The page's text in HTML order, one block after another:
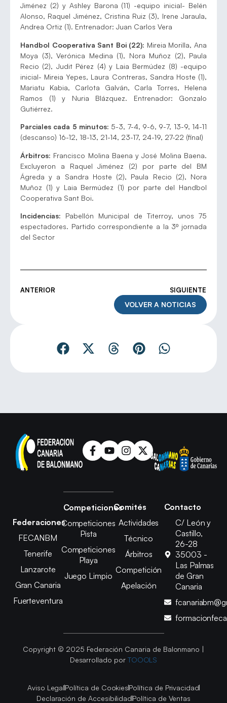
Jiménez (2) y Ashley Barona (11) -equipo inicial- Belén
Alonso, Raquel Jiménez, Cristina Ruiz (3), Irene Jaraula,
Andrea Ortiz (1). Entrenador: Juan Carlos Vera
Handbol Cooperativa Sant Boi (22): Mireia Morilla, Ana
Moya (3), Verónica Medina (1), Nora Muñoz (2), Paula
Recio (2), Judit Pérez (4) y Laia Bermúdez (8) -equipo
inicial- Mireia Yepes, Laura Contreras, Sandra Hoste (1),
Mariatu Kabia, Carlota Galván, Carla Torres, Helena
Ramos (1) y Nuria Blázquez. Entrenador: Gonzalo
Gutiérrez.
Parciales cada 5 minutos: 5-3, 7-4, 9-6, 9-7, 13-9, 14-11
(descanso) 16-12, 18-13, 21-14, 23-17, 24-19, 27-22 (final)
Árbitros: Francisco Molina Baena y José Molina Baena.
Excluyeron a Raquel Jiménez (2) por parte del BM
Ágreda y a Sandra Hoste (2), Paula Recio (2), Nora
Muñoz (1) y Laia Bermúdez (1) por parte del Handbol
Cooperativa Sant Boi.
Incidencias: Pabellón Municipal de Titerroy, unos 75
espectadores. Partido correspondiente a la 3º jornada
del Sector
ANTERIOR SIGUIENTE
VOLVER A NOTICIAS
Federaciones
FECANBM
Tenerife
Lanzarote
Gran Canaria
Fuerteventura
Competiciones
Competiciones
Pista
Competiciones
Playa
Juego Limpio
Comités
Actividades
Técnico
Árbitros
Competición
Apelación
Contacto
C/ León y
Castillo,
26-28
35003 -
Las Palmas
de Gran
Canaria
Copyright © 2025 Federación Canaria de Balonmano |
Desarrollado por TOOOLS
Aviso LegalPolítica de CookiesPolítica de Privacidad
Declaración de AccesibilidadPolítica de Ventas